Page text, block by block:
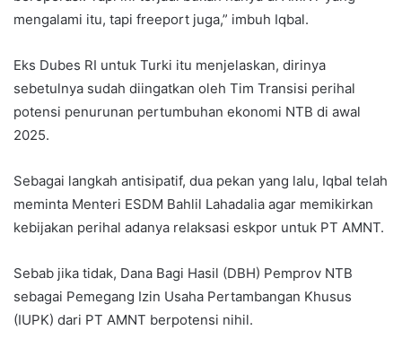
mengalami itu, tapi freeport juga,” imbuh Iqbal.
Eks Dubes RI untuk Turki itu menjelaskan, dirinya
sebetulnya sudah diingatkan oleh Tim Transisi perihal
potensi penurunan pertumbuhan ekonomi NTB di awal
2025.
Sebagai langkah antisipatif, dua pekan yang lalu, Iqbal telah
meminta Menteri ESDM Bahlil Lahadalia agar memikirkan
kebijakan perihal adanya relaksasi eskpor untuk PT AMNT.
Sebab jika tidak, Dana Bagi Hasil (DBH) Pemprov NTB
sebagai Pemegang Izin Usaha Pertambangan Khusus
(IUPK) dari PT AMNT berpotensi nihil.